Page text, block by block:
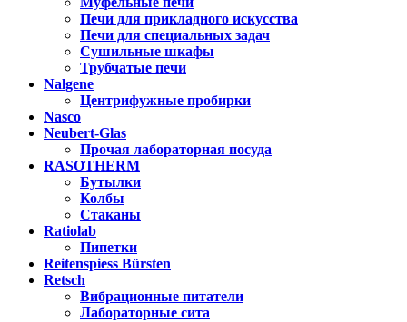
Печи для прикладного искусства
Печи для специальных задач
Сушильные шкафы
Трубчатые печи
Nalgene
Центрифужные пробирки
Nasco
Neubert-Glas
Прочая лабораторная посуда
RASOTHERM
Бутылки
Колбы
Стаканы
Ratiolab
Пипетки
Reitenspiess Bürsten
Retsch
Вибрационные питатели
Лабораторные сита